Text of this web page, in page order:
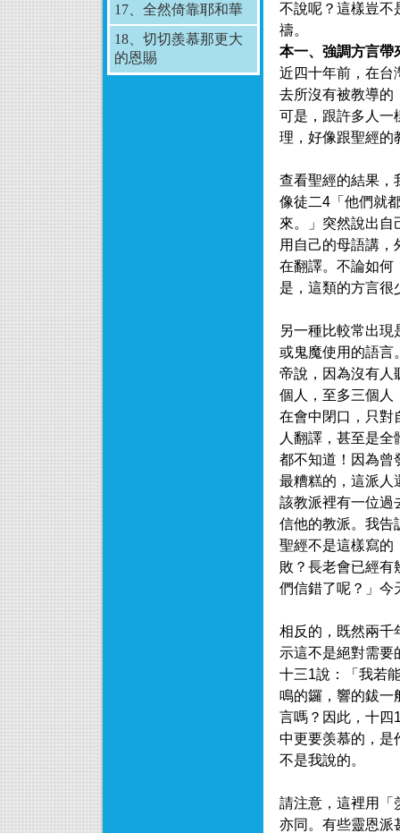
17、全然倚靠耶和華
18、切切羨慕那更大
的恩賜
不說呢？這樣豈不
禱。
本一、強調方言帶
近四十年前，在台
去所沒有被教導的
可是，跟許多人一
理，好像跟聖經的
查看聖經的結果，
像徒二4「他們就
來。」突然說出自
用自己的母語講
在翻譯。不論如何
是，這類的方言很
另一種比較常出
或鬼魔使用的語言
帝說，因為沒有
個人，至多三個人
在會中閉口，只對
人翻譯，甚至是
都不知道！因為曾
最糟糕的，這派人
該教派裡有一位過
信他的教派。我告
聖經不是這樣寫的
敗？長老會已經有
們信錯了呢？」今
相反的，既然兩千
示這不是絕對需要
十三1說：「我若
鳴的鑼，響的鈸一
言嗎？因此，十四
中更要羡慕的，是
不是我說的。
請注意，這裡用「
亦同。有些靈恩派